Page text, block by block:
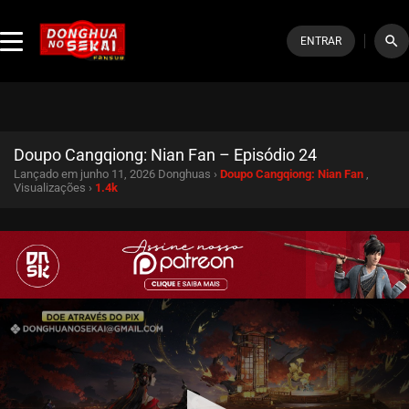
ENTRAR search
Doupo Cangqiong: Nian Fan – Episódio 24
Lançado em junho 11, 2026 Donghuas › Doupo Cangqiong: Nian Fan
Visualizações › 1.4k